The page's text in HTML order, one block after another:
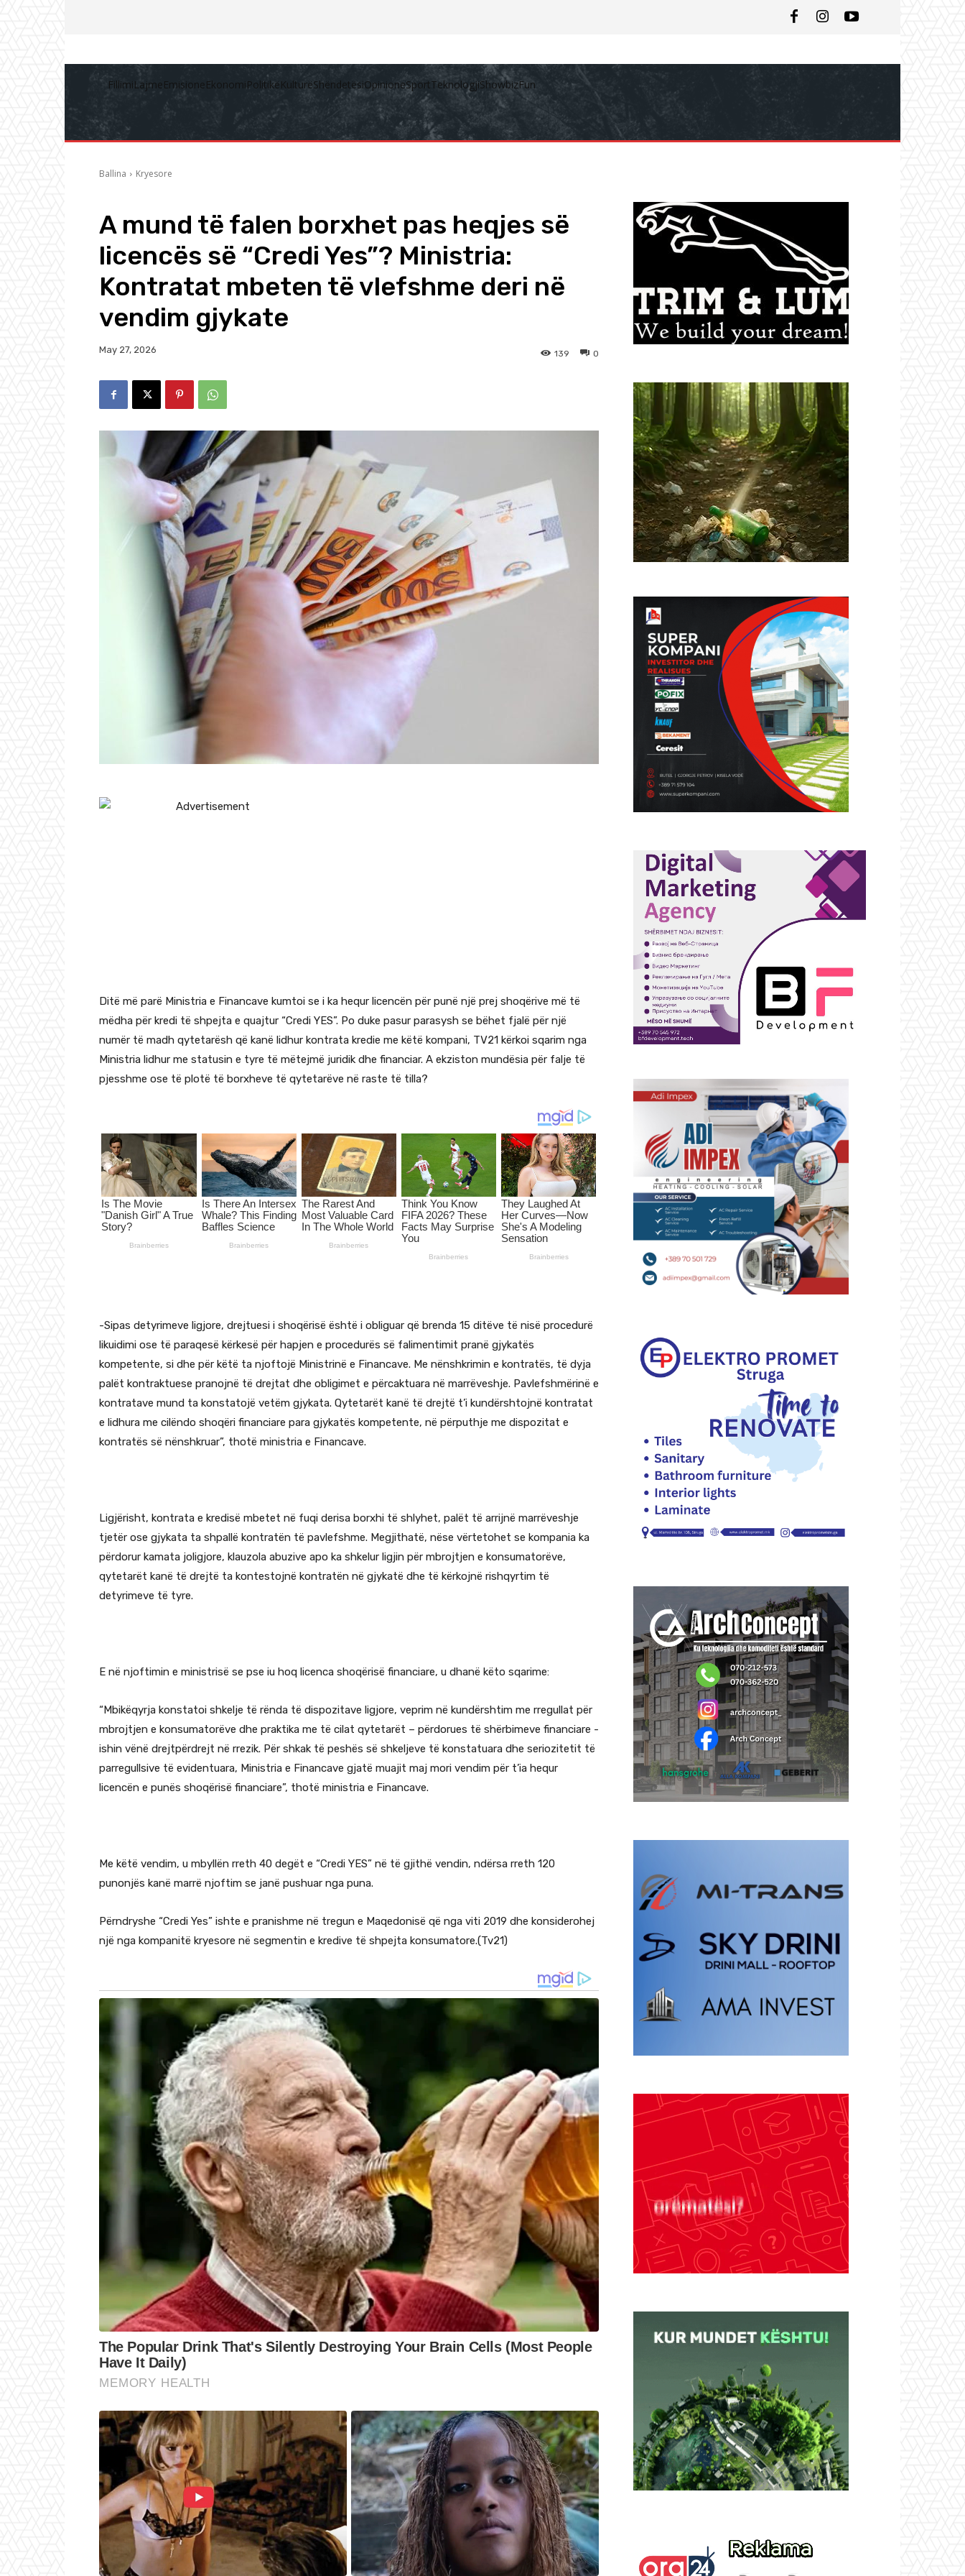
FillimiLajmeEmisioneEkonomiPolitikëKulturëShëndetësiOpinioneSportTeknologjiShowbizFun
Ballina Kryesore
A mund të falen borxhet pas heqjes së
licencës së “Credi Yes”? Ministria:
Kontratat mbeten të vlefshme deri në
vendim gjykate
May 27, 2026 0
139
Ditë më parë Ministria e Financave kumtoi se i ka hequr licencën për punë një prej shoqërive më të
mëdha për kredi të shpejta e quajtur “Credi YES”. Po duke pasur parasysh se bëhet fjalë për një
numër të madh qytetarësh që kanë lidhur kontrata kredie me këtë kompani, TV21 kërkoi sqarim nga
Ministria lidhur me statusin e tyre të mëtejmë juridik dhe financiar. A ekziston mundësia për falje të
pjesshme ose të plotë të borxheve të qytetarëve në raste të tilla?
-Sipas detyrimeve ligjore, drejtuesi i shoqërisë është i obliguar që brenda 15 ditëve të nisë procedurë
likuidimi ose të paraqesë kërkesë për hapjen e procedurës së falimentimit pranë gjykatës
kompetente, si dhe për këtë ta njoftojë Ministrinë e Financave. Me nënshkrimin e kontratës, të dyja
palët kontraktuese pranojnë të drejtat dhe obligimet e përcaktuara në marrëveshje. Pavlefshmërinë e
kontratave mund ta konstatojë vetëm gjykata. Qytetarët kanë të drejtë t’i kundërshtojnë kontratat
e lidhura me cilëndo shoqëri financiare para gjykatës kompetente, në përputhje me dispozitat e
kontratës së nënshkruar”, thotë ministria e Financave.
Ligjërisht, kontrata e kredisë mbetet në fuqi derisa borxhi të shlyhet, palët të arrijnë marrëveshje
tjetër ose gjykata ta shpallë kontratën të pavlefshme. Megjithatë, nëse vërtetohet se kompania ka
përdorur kamata joligjore, klauzola abuzive apo ka shkelur ligjin për mbrojtjen e konsumatorëve,
qytetarët kanë të drejtë ta kontestojnë kontratën në gjykatë dhe të kërkojnë rishqyrtim të
detyrimeve të tyre.
E në njoftimin e ministrisë se pse iu hoq licenca shoqërisë financiare, u dhanë këto sqarime:
“Mbikëqyrja konstatoi shkelje të rënda të dispozitave ligjore, veprim në kundërshtim me rregullat për
mbrojtjen e konsumatorëve dhe praktika me të cilat qytetarët – përdorues të shërbimeve financiare -
ishin vënë drejtpërdrejt në rrezik. Për shkak të peshës së shkeljeve të konstatuara dhe seriozitetit të
parregullsive të evidentuara, Ministria e Financave gjatë muajit maj mori vendim për t’ia hequr
licencën e punës shoqërisë financiare”, thotë ministria e Financave.
Me këtë vendim, u mbyllën rreth 40 degët e “Credi YES” në të gjithë vendin, ndërsa rreth 120
punonjës kanë marrë njoftim se janë pushuar nga puna.
Përndryshe “Credi Yes” ishte e pranishme në tregun e Maqedonisë që nga viti 2019 dhe konsiderohej
një nga kompanitë kryesore në segmentin e kredive të shpejta konsumatore.(Tv21)